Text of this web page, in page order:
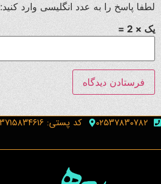
لطفا پاسخ را به عدد انگلیسی وارد کنید:
یک × 2 =
۰۲۵۳۷۸۳۰۷۸۲ کد پستی: ۳۷۱۵۸۳۴۶۱۶